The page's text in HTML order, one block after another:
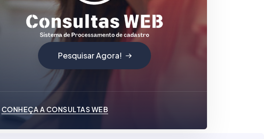
Pesquisar Agora!
CONHEÇA A CONSULTAS WEB